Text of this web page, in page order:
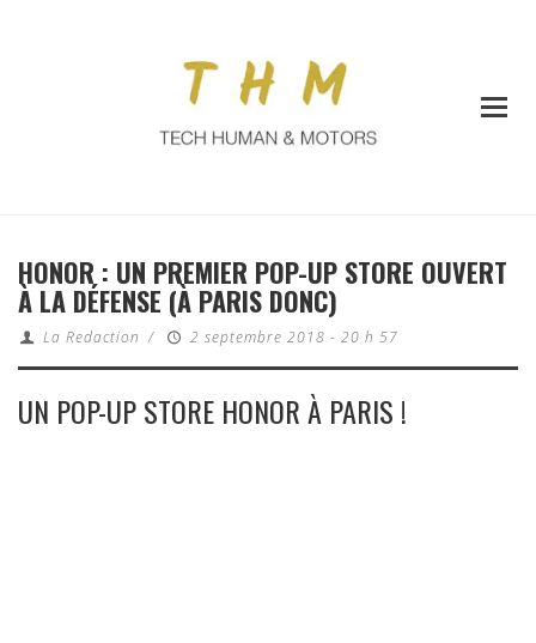
HONOR : UN PREMIER POP-UP STORE OUVERT
À LA DÉFENSE (À PARIS DONC)
La Redaction / 2 septembre 2018 - 20 h 57
UN POP-UP STORE HONOR À PARIS !